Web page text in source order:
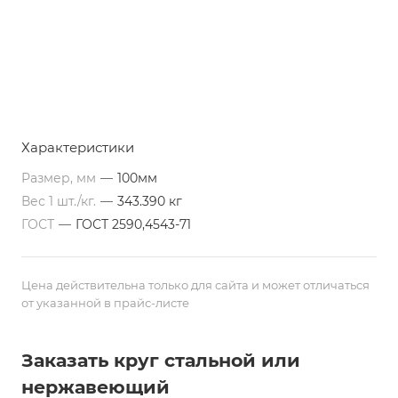
Характеристики
Размер, мм — 100мм
Вес 1 шт./кг. — 343.390 кг
ГОСТ — ГОСТ 2590,4543-71
Цена действительна только для сайта и может отличаться
от указанной в прайс-листе
Заказать круг стальной или
нержавеющий